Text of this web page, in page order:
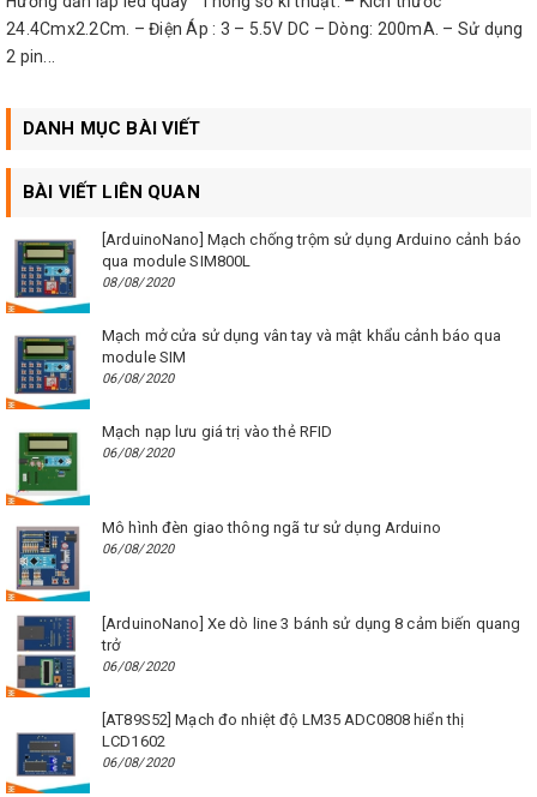
24.4Cmx2.2Cm. – Điện Áp : 3 – 5.5V DC – Dòng: 200mA. – Sử dụng
2 pin...
DANH MỤC BÀI VIẾT
BÀI VIẾT LIÊN QUAN
[ArduinoNano] Mạch chống trộm sử dụng Arduino cảnh báo
qua module SIM800L
08/08/2020
Mạch mở cửa sử dụng vân tay và mật khẩu cảnh báo qua
module SIM
06/08/2020
Mạch nạp lưu giá trị vào thẻ RFID
06/08/2020
Mô hình đèn giao thông ngã tư sử dụng Arduino
06/08/2020
[ArduinoNano] Xe dò line 3 bánh sử dụng 8 cảm biến quang
trở
06/08/2020
[AT89S52] Mạch đo nhiệt độ LM35 ADC0808 hiển thị
LCD1602
06/08/2020